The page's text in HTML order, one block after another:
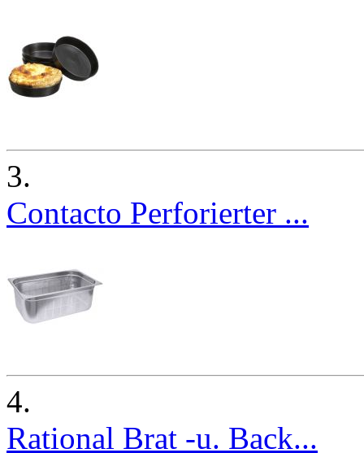
3.
Contacto Perforierter ...
4.
Rational Brat -u. Back...